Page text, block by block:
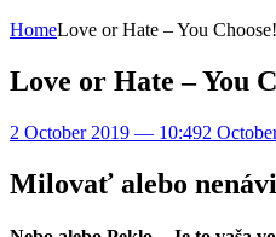
HomeLove or Hate – You
Love or Hate – You
2 October 2019 — 10:492
Milovať alebo